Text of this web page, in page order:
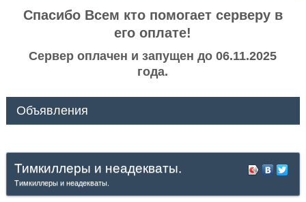
Спасибо Всем кто помогает серверу в
его оплате!
Сервер оплачен и запущен до 06.11.2025
года.
Объявления
Тимкиллеры и неадекваты.
Тимкиллеры и неадекваты.